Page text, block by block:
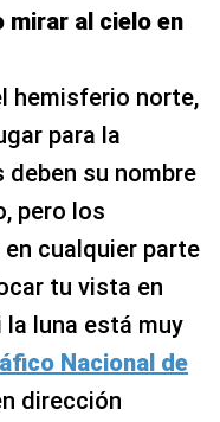
mirar al cielo en
hemisferio norte,
para la
deben su nombre
pero los
cualquier parte
tu vista en
luna está muy
Nacional de
dirección